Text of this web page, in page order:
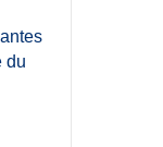
du